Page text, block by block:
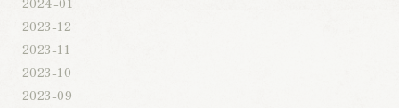
2023-12
2023-11
2023-10
2023-09